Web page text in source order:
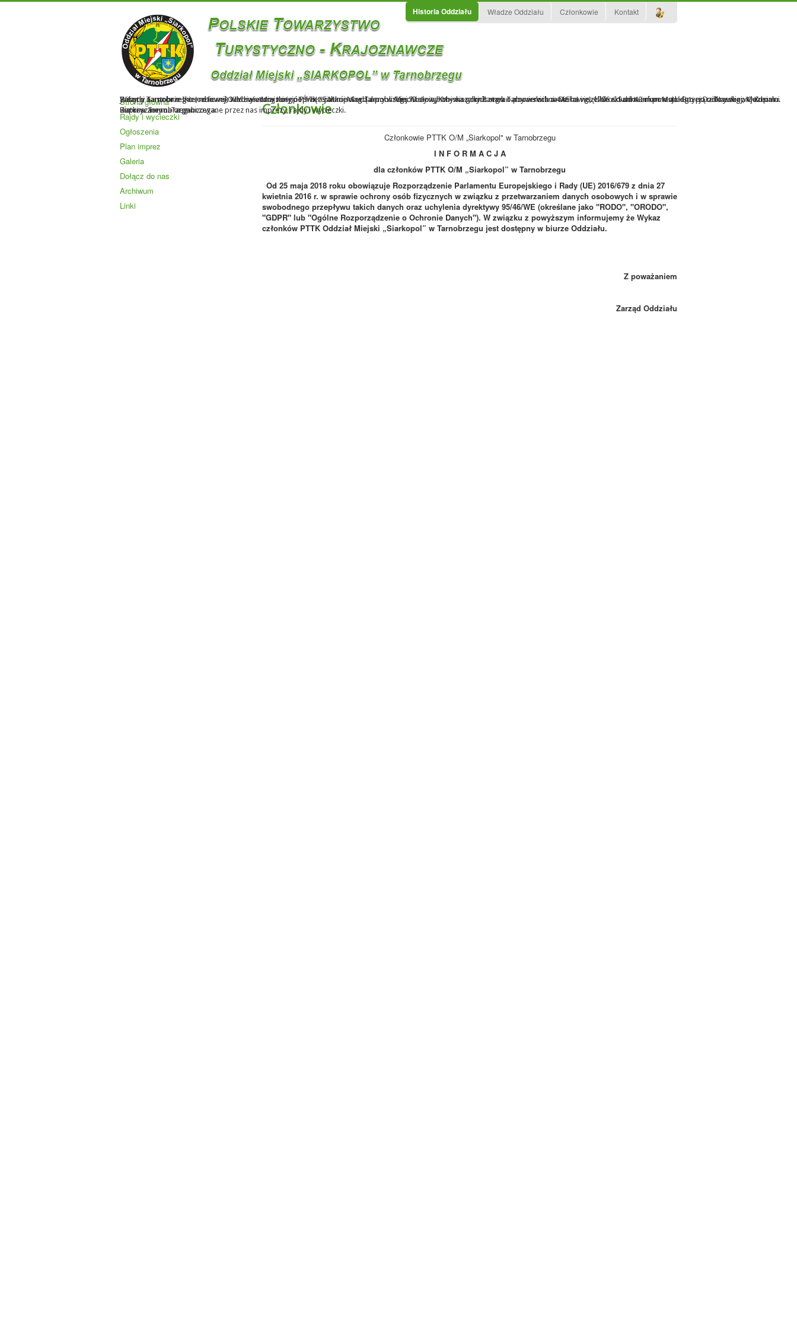
Historia Oddziału Władze Oddziału Członkowie Kontakt
Witamy na stronie Internetowej Oddziału Miejskiego PTTK "Siarkopol w Tarnobrzegu. Dołożyliśmy wszelkich starań aby serwis zawierał wszelkie aktualne informacje dotyczące Naszego Oddziału.
Zapraszamy na organizowane przez nas imprezy, rajdy i wycieczki.
Jezioro Tarnobrzeskie - zbiornik wodny utworzony poprzez zalanie wodą z pobliskiej Wisły wyrobiska górniczego o powierzchni 446 ha i głębokości do 42 m powstałego po odkrywkowej Kopalni
Siarki w Tarnobrzegu.
Zabytki Tarnobrzega: (od lewej) XIV - wieczny Kościół Świętej Marii Magdaleny w Miechocinie, XV - wieczny Zamek Tarnowskich w Dzikowie, 1706 r. Sanktuarium Matki Bożej Dzikowskiej, Muzeum
Historyczne m. Tarnobrzega.
Strona główna
Rajdy i wycieczki
Ogłoszenia
Plan imprez
Galeria
Dołącz do nas
Archiwum
Linki
Członkowie
Członkowie PTTK O/M „Siarkopol" w Tarnobrzegu
I N F O R M A C J A
dla członków PTTK O/M „Siarkopol” w Tarnobrzegu
Od 25 maja 2018 roku obowiązuje Rozporządzenie Parlamentu Europejskiego i Rady (UE) 2016/679 z dnia 27
kwietnia 2016 r. w sprawie ochrony osób fizycznych w związku z przetwarzaniem danych osobowych i w sprawie
swobodnego przepływu takich danych oraz uchylenia dyrektywy 95/46/WE (określane jako "RODO", "ORODO",
"GDPR" lub "Ogólne Rozporządzenie o Ochronie Danych"). W związku z powyższym informujemy że Wykaz
członków PTTK Oddział Miejski „Siarkopol” w Tarnobrzegu jest dostępny w biurze Oddziału.
Z poważaniem
Zarząd Oddziału